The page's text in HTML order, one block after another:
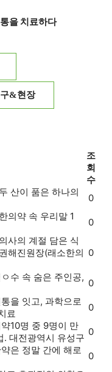
을 치료하다
&현장
조
회
수
두 산이 품은 하나의
0
한의약 속 우리말 1
0
사의 계절 담은 식
해진원장(래소한의 0
수 속 숨은 주인공,
0
을 잇고, 과학으로
료
0
10명 중 9명이 만
. 대전광역시 유성구
0
은 정말 간에 해로
0